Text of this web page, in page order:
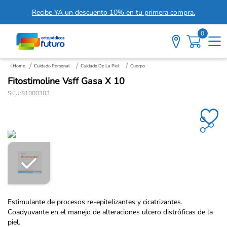
Recibe YA un descuento 10% en tu primera compra.
0
Cuidado Personal Cuidado De La Piel Cuerpo
Fitostimoline Vsff Gasa X 10
SKU:81000303
Estimulante de procesos re-epitelizantes y cicatrizantes.
Coadyuvante en el manejo de alteraciones ulcero distróficas de la
piel.